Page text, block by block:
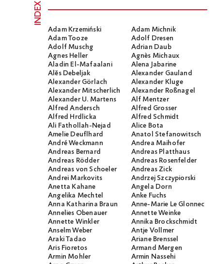
INDEX
Adam Krzemiński
Adam Michnik
Adam Tooze
Adolf Dresen
Adolf Muschg
Adrian Daub
Agnes Heller
Agnès Michaux
Aladin El-Mafaalani
Alena Jabarine
Alĕs Debeljak
Alexander Gauland
Alexander Görlach
Alexander Kluge
Alexander Mitscherlich
Alexander Roßnagel
Alexander U. Martens
Alf Mentzer
Alfred Andersch
Alfred Grosser
Alfred Hrdlicka
Alfred Schmidt
Ali Fathollah-Nejad
Alice Bota
Amelie Deuflhard
Anatol Stefanowitsch
André Weckmann
Andrea Maihofer
Andreas Bernard
Andreas Platthaus
Andreas Rödder
Andreas Rosenfelder
Andreas von Schoeler
Andreas Zick
Andrei Markovits
Andrzej Szczypiorski
Anetta Kahane
Angela Dorn
Angelika Mechtel
Anke Fuchs
Anna Katharina Braun
Anne-Marie Le Glonnec
Annelies Obenauer
Annette Weinke
Annette Winkler
Annika Brockschmidt
Anselm Weber
Antje Vollmer
Araki Tadao
Ariane Brenssel
Aris Fioretos
Armand Mergen
Armin Mohler
Armin Nassehi